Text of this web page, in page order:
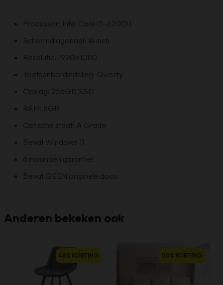
Processor: Intel Core i5-6200U
Schermdiagonaal: 14 inch
Resolutie: 1920×1080
Toetsenbordindeling: Qwerty
Opslag: 256GB SSD
RAM: 8GB
Optische staat: A Grade
Bevat Windows 11
6 maanden garantie!
Bevat GEEN originele doos
Anderen bekeken ook
48% KORTING 50% KORTING